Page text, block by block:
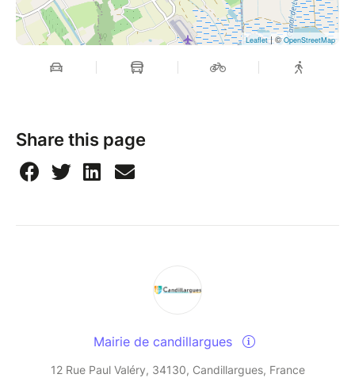
Leaflet| ©OpenStreetMap
Share this page
Mairie de candillargues
12 Rue Paul Valéry, 34130, Candillargues, France